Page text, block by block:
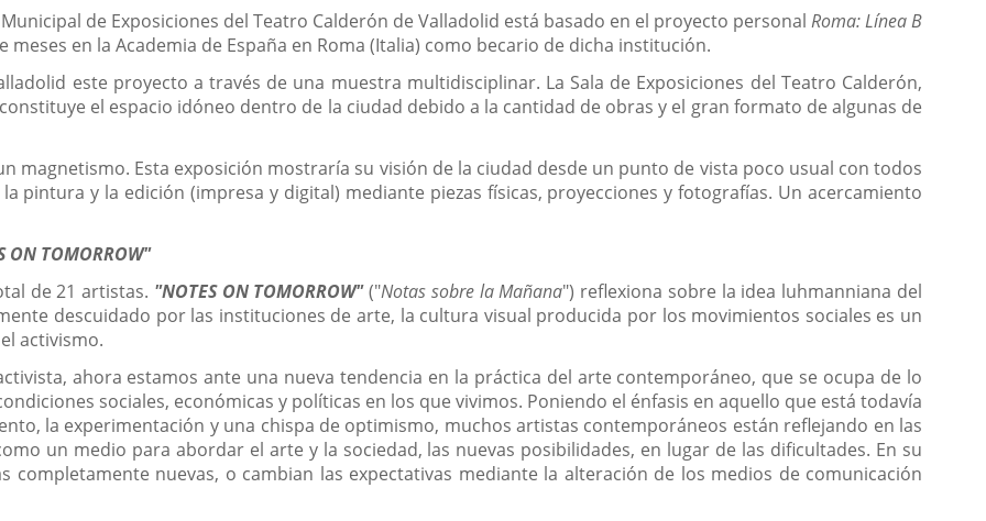
de Exposiciones del Teatro Calderón de Valladolid está basado en el proyecto personal Roma: Línea B
en la Academia de España en Roma (Italia) como becario de dicha institución.
este proyecto a través de una muestra multidisciplinar. La Sala de Exposiciones del Teatro Calderón,
el espacio idóneo dentro de la ciudad debido a la cantidad de obras y el gran formato de algunas de
magnetismo. Esta exposición mostraría su visión de la ciudad desde un punto de vista poco usual con todos
pintura y la edición (impresa y digital) mediante piezas físicas, proyecciones y fotografías. Un acercamiento
ON TOMORROW"
de 21 artistas. "NOTES ON TOMORROW"("Notas sobre la Mañana") reflexiona sobre la idea luhmanniana del
descuidado por las instituciones de arte, la cultura visual producida por los movimientos sociales es un
activismo.
ahora estamos ante una nueva tendencia en la práctica del arte contemporáneo, que se ocupa de lo
sociales, económicas y políticas en los que vivimos. Poniendo el énfasis en aquello que está todavía
la experimentación y una chispa de optimismo, muchos artistas contemporáneos están reflejando en las
un medio para abordar el arte y la sociedad, las nuevas posibilidades, en lugar de las dificultades. En su
nuevas, o cambian las expectativas mediante la alteración de los medios de comunicación